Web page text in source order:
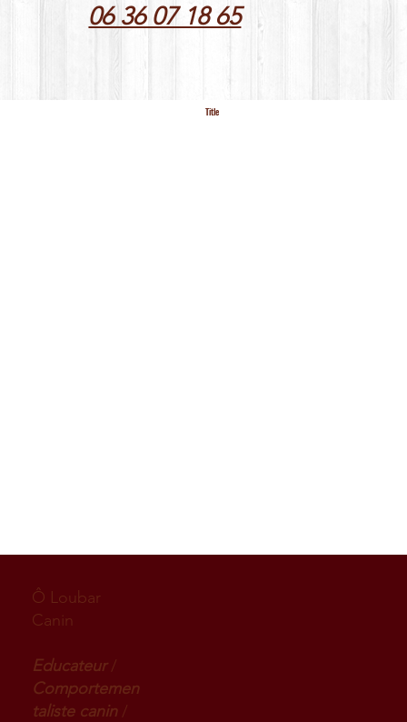
06 36 07 18 65
Title
Ô Loubar
Canin
Educateur/
Comportemen
taliste canin/